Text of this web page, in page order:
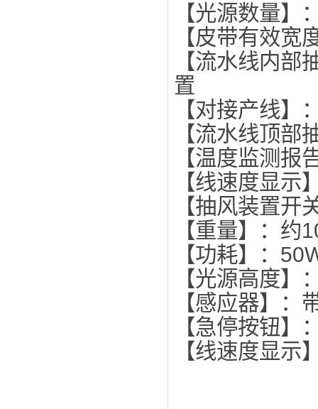
【光源数量】
【皮带有效
【流水线内部
【对接产线】
【流水线顶
【温度监测
【线速度显
【抽风装
【重量】：约
【
【光源高度】
【感应器】：
【急停按钮】
【线速度显示